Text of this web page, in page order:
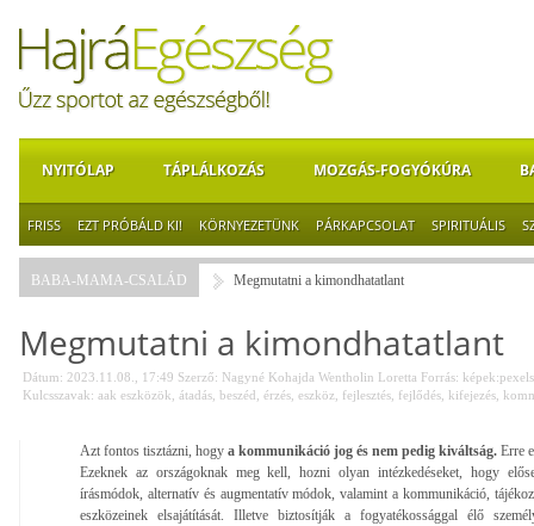
NYITÓLAP TÁPLÁLKOZÁS MOZGÁS-FOGYÓKÚRA
FRISS EZT PRÓBÁLD KI! KÖRNYEZETÜNK PÁRKAPCSOLAT SPIRITUÁLIS
BABA-MAMA-CSALÁD Megmutatni a kimondhatatlant
Megmutatni a kimondhatatlant
Dátum: 2023.11.08., 17:49 Szerző: Nagyné Kohajda Wentholin Loretta Forrás:
Kulcsszavak: aak eszközök átadás beszéd érzés eszköz fejlesztés fejlődés kifejezés
Azt fontos tisztázni, hogy a kommunikáció jog és nem pedig kiváltság. Erre
Ezeknek az országoknak meg kell, hozni olyan intézkedéseket, hogy
írásmódok, alternatív és augmentatív módok, valamint a kommunikáció,
eszközeinek elsajátítását. Illetve biztosítják a fogyatékossággal élő